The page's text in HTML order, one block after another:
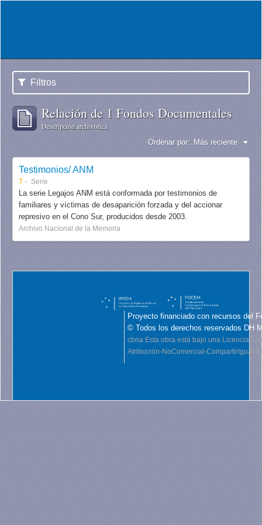
Filtros
Relación de 1 Fondos Documentales
Descripción archivística
Ordenar por: Más reciente
Testimonios/ ANM
T Serie
La serie Legajos ANM está conformada por testimonios de
familiares y víctimas de desaparición forzada y del accionar
represivo en el Cono Sur, producidos desde 2003.
Archivo Nacional de la Memoria
Proyecto financiado con recursos del
© Todos los derechos reservados DH
cbna Esta obra está bajo una Licencia
Atribución-NoComercial-CompartirIgual